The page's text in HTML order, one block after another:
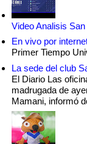
Video Analisis
En vivo por
Primer Tiempo
La sede del club
El Diario Las
madrugada de
Mamani, informó